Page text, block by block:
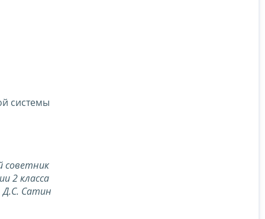
системы
советник
2 класса
Д.С. Сатин